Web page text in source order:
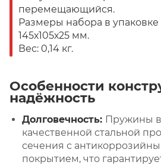
перемещающийся.
Размеры набора в
145х105х25 мм.
Вес: 0,14 кг.
Особенности
надёжность
Долговечность: Пружины
качественной стальной
сечения с
покрытием, что